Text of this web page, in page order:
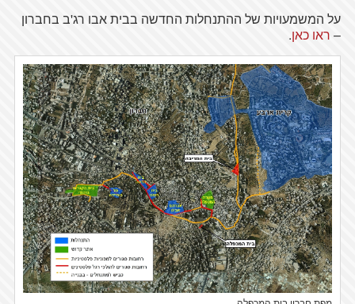
על המשמעויות של ההתנחלות החדשה בבית אבו רג'ב בחברון
– ראו כאן.